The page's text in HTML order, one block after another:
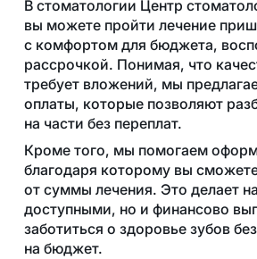
В стоматологии Центр
вы можете пройти лечение
с комфортом для бюджета,
рассрочкой. Понимая, что
требует вложений, мы
оплаты, которые позволяют
на части без переплат.
Кроме того, мы помогаем
благодаря которому вы
от суммы лечения. Это делает
доступными, но и финансово
заботиться о здоровье зубов
на бюджет.